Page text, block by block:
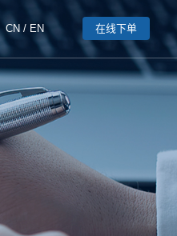
在线下单
CN / EN